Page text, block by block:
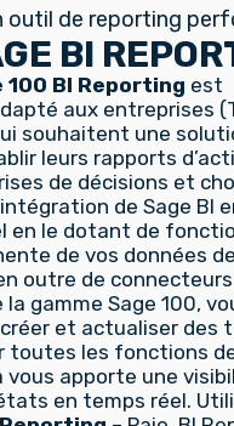
outil de reporting
BI
100 BI Reporting est
aux entreprises
souhaitent une
leurs rapports
de décisions et
de Sage BI
en le dotant de
de vos données
outre de
gamme Sage 100,
et actualiser des
toutes les fonctions
vous apporte une
en temps réel.